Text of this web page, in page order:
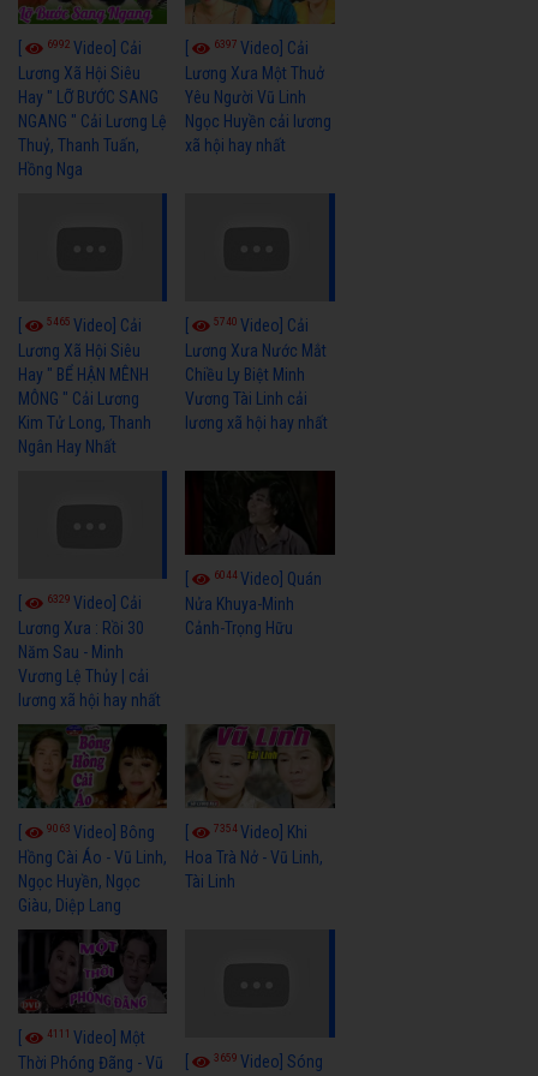
6992 Video] Cải
Lương Xã Hội Siêu
Hay " LỠ BƯỚC SANG
NGANG " Cải Lương Lệ
Thuỷ, Thanh Tuấn,
Hồng Nga
6397Video] Cải
Lương Xưa Một Thuở
Yêu Người Vũ Linh
Ngọc Huyền cải lương
xã hội hay nhất
5465 Video] Cải
Lương Xã Hội Siêu
Hay " BỂ HẬN MÊNH
MÔNG " Cải Lương
Kim Tử Long, Thanh
Ngân Hay Nhất
5740Video] Cải
Lương Xưa Nước Mắt
Chiều Ly Biệt Minh
Vương Tài Linh cải
lương xã hội hay nhất
6329 Video] Cải
Lương Xưa : Rồi 30
Năm Sau - Minh
Vương Lệ Thủy | cải
lương xã hội hay nhất
6044Video] Quán
Nửa Khuya-Minh
Cảnh-Trọng Hữu
9063 Video] Bông
Hồng Cài Áo - Vũ Linh,
Ngọc Huyền, Ngọc
Giàu, Diệp Lang
7354Video] Khi
Hoa Trà Nở - Vũ Linh,
Tài Linh
4111 Video] Một
Thời Phóng Đãng - Vũ
3659Video] Sóng